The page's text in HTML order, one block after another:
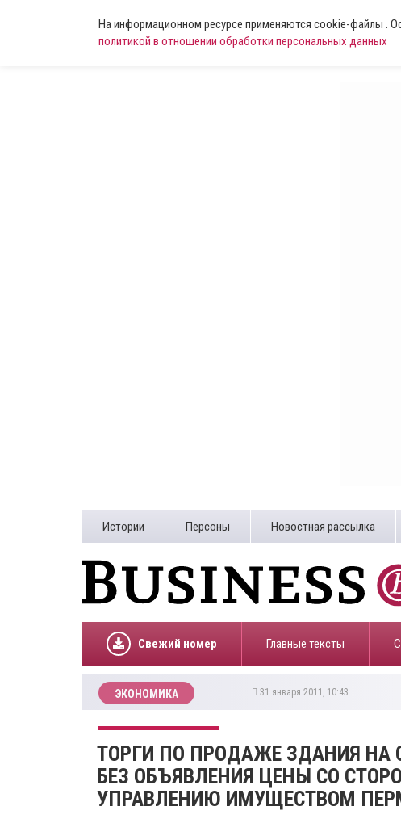
На информационном ресурсе применяются cookie-файлы .
политикой в отношении обработки персональных данных
Истории Персоны Новостная рассылка
Свежий номер Главные тексты
ЭКОНОМИКА 31 января 2011, 10:43
ТОРГИ ПО ПРОДАЖЕ ЗДАНИЯ НА
БЕЗ ОБЪЯВЛЕНИЯ ЦЕНЫ СО
УПРАВЛЕНИЮ ИМУЩЕСТВОМ